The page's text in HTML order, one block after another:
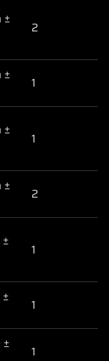
±
2
±
1
±
1
±
2
1
1
1